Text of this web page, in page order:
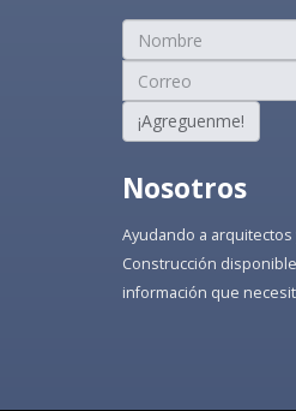
¡Agreguenme!
Nosotros
Ayudando a
Construcción
información que